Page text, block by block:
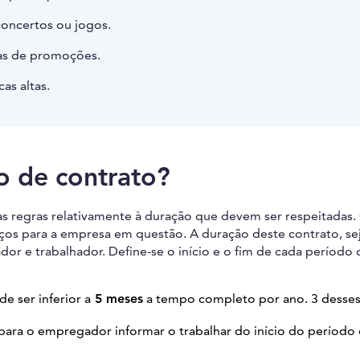
ou jogos.
de promoções.
altas.
de contrato?
relativamente à duração que devem ser respeitadas.
para a empresa em questão. A duração deste contrato,
e trabalhador. Define-se o início e o fim de cada período
ser inferior a 5 meses a tempo completo por ano. 3
o empregador informar o trabalhar do início do período